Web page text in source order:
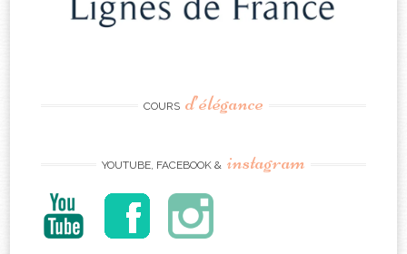
COURS d’élégance
YOUTUBE, FACEBOOK & instagram